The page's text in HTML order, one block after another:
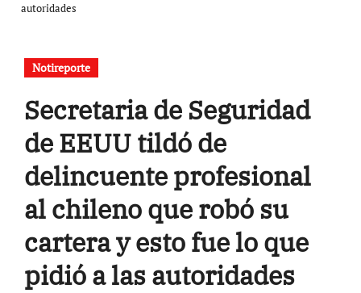
autoridades
Notireporte
Secretaria de Seguridad
de EEUU tildó de
delincuente profesional
al chileno que robó su
cartera y esto fue lo que
pidió a las autoridades